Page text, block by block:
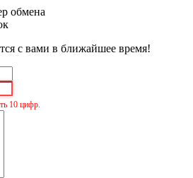
обмена
с вами в ближайшее время!
10 цифр.